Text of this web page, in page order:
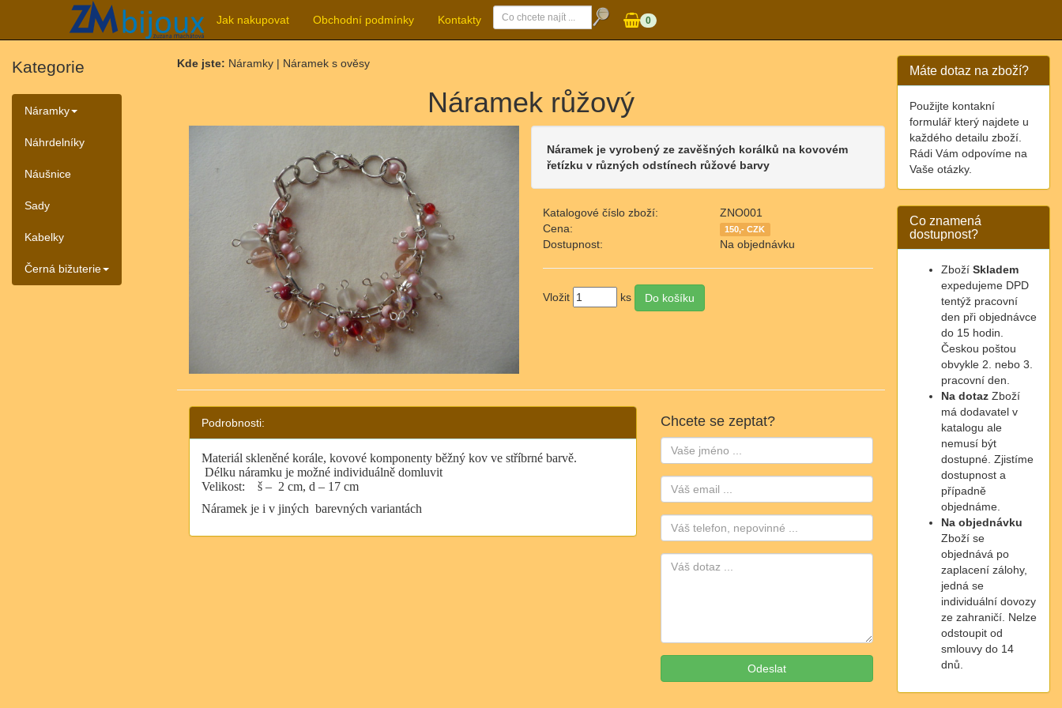
Jak nakupovat Obchodní podmínky Kontakty 0
Kategorie
Náramky
Náhrdelníky
Náušnice
Sady
Kabelky
Černá bižuterie
Kde jste: Náramky | Náramek s ověsy
Náramek růžový
Náramek je vyrobený ze zavěšných korálků na kovovém
řetízku v různých odstínech růžové barvy
Katalogové číslo zboží:
ZNO001
Cena:
150,- CZK
Dostupnost: Na objednávku
Vložit ks
Podrobnosti:
Materiál skleněné korále, kovové komponenty běžný kov ve stříbrné barvě.
Délku náramku je možné individuálně domluvit
Velikost:
š – 2 cm, d – 17 cm
Náramek je i v jiných barevných variantách
Chcete se zeptat?
Jméno:
Email:
Telefon:
Máte dotaz na zboží?
Použijte kontakní
formulář který najdete u
každého detailu zboží.
Rádi Vám odpovíme na
Vaše otázky.
Co znamená
dostupnost?
Zboží Skladem
expedujeme DPD
tentýž pracovní
den při objednávce
do 15 hodin.
Českou poštou
obvykle 2. nebo 3.
pracovní den.
Na dotaz Zboží
má dodavatel v
katalogu ale
nemusí být
dostupné. Zjistíme
dostupnost a
případně
objednáme.
Na objednávku
Zboží se
objednává po
zaplacení zálohy,
jedná se
individuální dovozy
ze zahraničí. Nelze
odstoupit od
smlouvy do 14
dnů.